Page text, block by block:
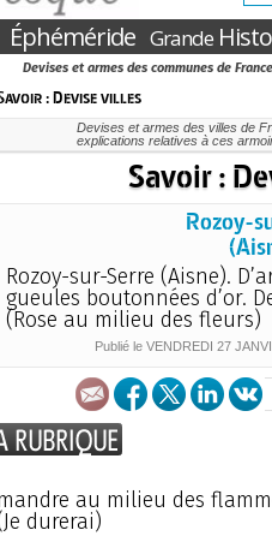
Éphéméride Grande
Devises et armes des communes de
: Devise villes
Devises et armes des villes de
explications relatives à ces
Savoir :
Rozoy-
Rozoy-sur-Serre (Aisne).
gueules boutonnées d’or.
(Rose au milieu des fleurs)
Publié le VENDREDI 27
au milieu des
durerai)